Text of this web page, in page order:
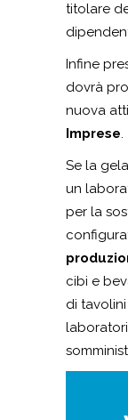
titolare
Infine
dovrà
nuova
Imprese.
Se la
un
per la
cibi e
di